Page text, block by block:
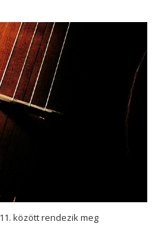
között rendezik meg